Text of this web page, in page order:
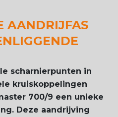
AANDRIJFAS
scharnierpunten in
kruiskoppelingen
700/9 een unieke
Deze aandrijving